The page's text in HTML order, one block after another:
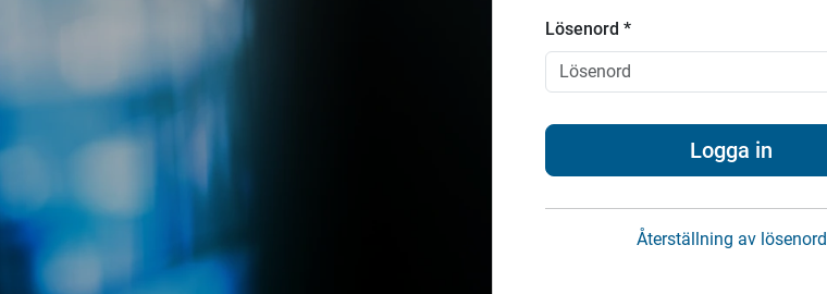
Lösenord *
Logga in
Återställning av lösenord